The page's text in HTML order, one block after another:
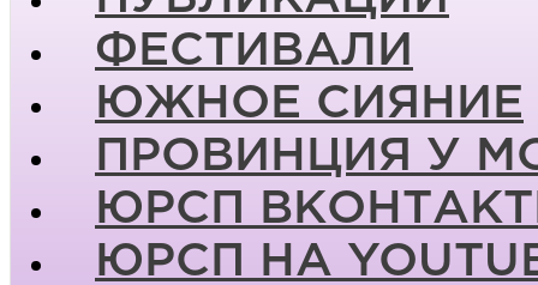
ФЕСТИВАЛИ
ЮЖНОЕ СИЯНИЕ
ПРОВИНЦИЯ У
ЮРСП
ЮРСП НА